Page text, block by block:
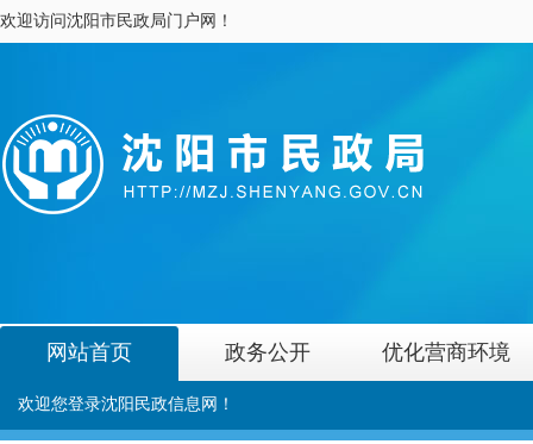
欢迎访问沈阳市民政局门户网！
网站首页 政务公开 优化营商环境
欢迎您登录沈阳民政信息网！